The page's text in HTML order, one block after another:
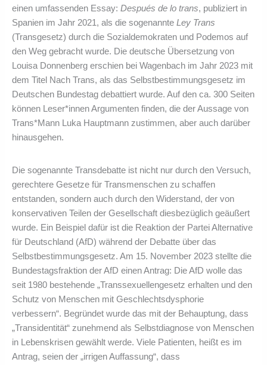
einen umfassenden Essay: Después de lo trans, publiziert in
Spanien im Jahr 2021, als die sogenannte Ley Trans
(Transgesetz) durch die Sozialdemokraten und Podemos auf
den Weg gebracht wurde. Die deutsche Übersetzung von
Louisa Donnenberg erschien bei Wagenbach im Jahr 2023 mit
dem Titel Nach Trans, als das Selbstbestimmungsgesetz im
Deutschen Bundestag debattiert wurde. Auf den ca. 300 Seiten
können Leser*innen Argumenten finden, die der Aussage von
Trans*Mann Luka Hauptmann zustimmen, aber auch darüber
hinausgehen.
Die sogenannte Transdebatte ist nicht nur durch den Versuch,
gerechtere Gesetze für Transmenschen zu schaffen
entstanden, sondern auch durch den Widerstand, der von
konservativen Teilen der Gesellschaft diesbezüglich geäußert
wurde. Ein Beispiel dafür ist die Reaktion der Partei Alternative
für Deutschland (AfD) während der Debatte über das
Selbstbestimmungsgesetz. Am 15. November 2023 stellte die
Bundestagsfraktion der AfD einen Antrag: Die AfD wolle das
seit 1980 bestehende „Transsexuellengesetz erhalten und den
Schutz von Menschen mit Geschlechtsdysphorie
verbessern“. Begründet wurde das mit der Behauptung, dass
„Transidentität“ zunehmend als Selbstdiagnose von Menschen
in Lebenskrisen gewählt werde. Viele Patienten, heißt es im
Antrag, seien der „irrigen Auffassung“, dass